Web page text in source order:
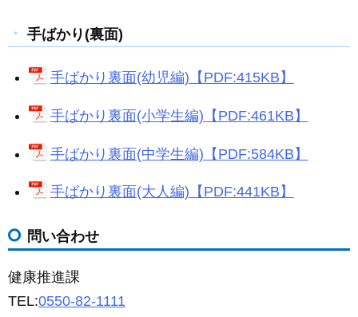
手ばかり(裏面)
手ばかり裏面(幼児編)【PDF:415KB】
手ばかり裏面(小学生編)【PDF:461KB】
手ばかり裏面(中学生編)【PDF:584KB】
手ばかり裏面(大人編)【PDF:441KB】
問い合わせ
健康推進課
TEL:0550-82-1111